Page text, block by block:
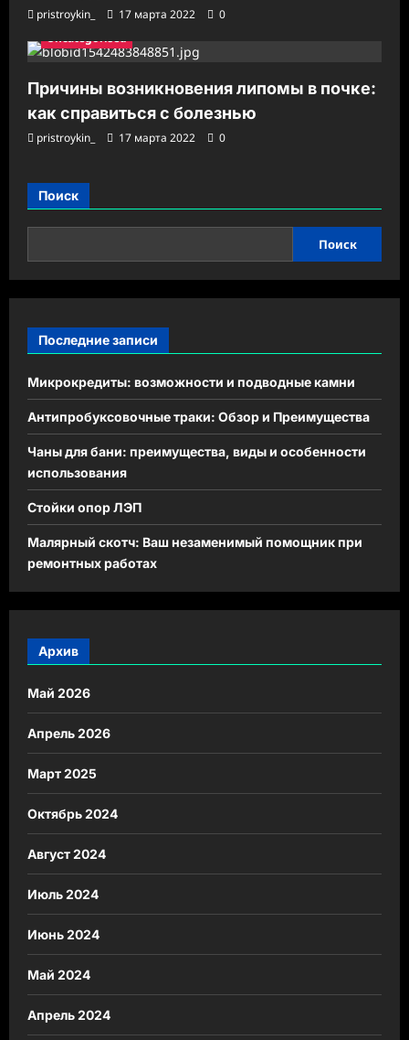
pristroykin_ 17 марта 2022
0
Uncategorised
Причины возникновения липомы в почке:
как справиться с болезнью
pristroykin_ 17 марта 2022 0
Поиск
Поиск
Последние записи
Микрокредиты: возможности и подводные камни
Антипробуксовочные траки: Обзор и Преимущества
Чаны для бани: преимущества, виды и особенности
использования
Стойки опор ЛЭП
Малярный скотч: Ваш незаменимый помощник при
ремонтных работах
Архив
Май 2026
Апрель 2026
Март 2025
Октябрь 2024
Август 2024
Июль 2024
Июнь 2024
Май 2024
Апрель 2024